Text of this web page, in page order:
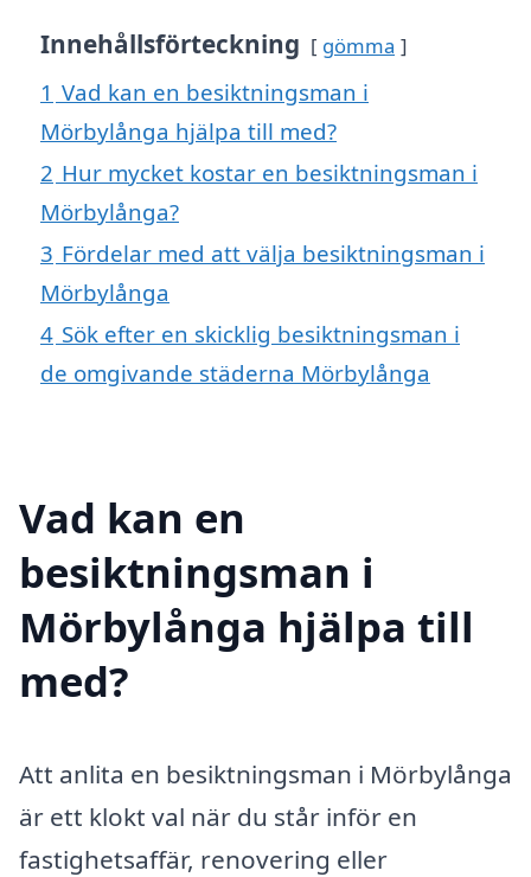
Innehållsförteckning gömma
1 Vad kan en besiktningsman i
Mörbylånga hjälpa till med?
2 Hur mycket kostar en besiktningsman i
Mörbylånga?
3 Fördelar med att välja besiktningsman i
Mörbylånga
4 Sök efter en skicklig besiktningsman i
de omgivande städerna Mörbylånga
Vad kan en
besiktningsman i
Mörbylånga hjälpa till
med?
Att anlita en besiktningsman i Mörbylånga
är ett klokt val när du står inför en
fastighetsaffär, renovering eller